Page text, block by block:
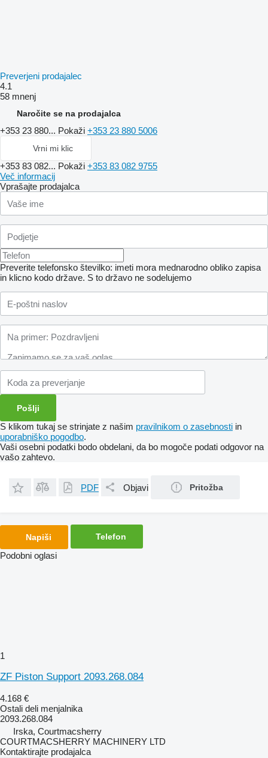
Preverjeni prodajalec
4.1
58 mnenj
Naročite se na prodajalca
+353 23 880... Pokaži +353 23 880 5006
Vrni mi klic
+353 83 082... Pokaži +353 83 082 9755
Več informacij
Vprašajte prodajalca
Preverite telefonsko številko: imeti mora mednarodno obliko zapisa
in klicno kodo države. S to državo ne sodelujemo
S klikom tukaj se strinjate z našim pravilnikom o zasebnosti in
uporabniško pogodbo.
Vaši osebni podatki bodo obdelani, da bo mogoče podati odgovor na
vašo zahtevo.
PDF Objavi Pritožba
Napiši Telefon
Podobni oglasi
1
ZF Piston Support 2093.268.084
4.168 €
Ostali deli menjalnika
2093.268.084
Irska, Courtmacsherry
COURTMACSHERRY MACHINERY LTD
Kontaktirajte prodajalca